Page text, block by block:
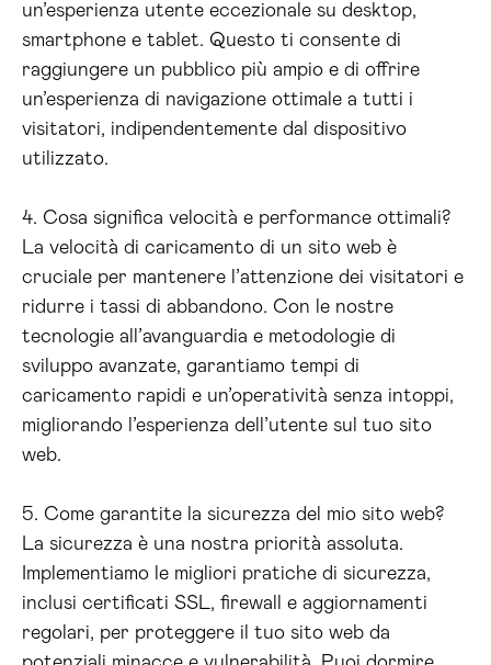
un’esperienza utente eccezionale su desktop,
smartphone e tablet. Questo ti consente di
raggiungere un pubblico più ampio e di offrire
un’esperienza di navigazione ottimale a tutti i
visitatori, indipendentemente dal dispositivo
utilizzato.
4. Cosa significa velocità e performance ottimali?
La velocità di caricamento di un sito web è
cruciale per mantenere l’attenzione dei visitatori e
ridurre i tassi di abbandono. Con le nostre
tecnologie all’avanguardia e metodologie di
sviluppo avanzate, garantiamo tempi di
caricamento rapidi e un’operatività senza intoppi,
migliorando l’esperienza dell’utente sul tuo sito
web.
5. Come garantite la sicurezza del mio sito web?
La sicurezza è una nostra priorità assoluta.
Implementiamo le migliori pratiche di sicurezza,
inclusi certificati SSL, firewall e aggiornamenti
regolari, per proteggere il tuo sito web da